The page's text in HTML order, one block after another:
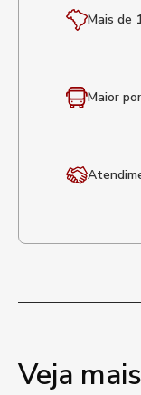
Mais de
Maior
Veja